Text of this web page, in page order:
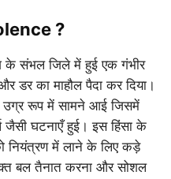
?
के संभल जिले में हुई एक गंभीर
डर का माहौल पैदा कर दिया।
उग्र रूप में सामने आई जिसमें
घटनाएँ हुई। इस हिंसा के
नियंत्रण में लाने के लिए कड़े
बल तैनात करना और सोशल